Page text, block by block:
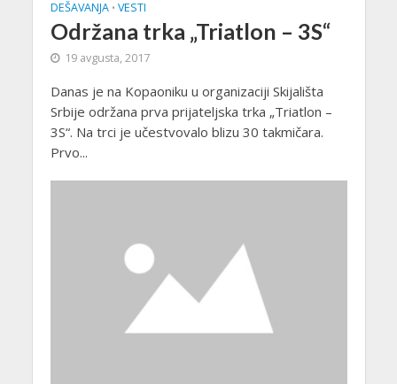
DEŠAVANJA • VESTI
Održana trka „Triatlon – 3S“
19 avgusta, 2017
Danas je na Kopaoniku u organizaciji Skijališta
Srbije održana prva prijateljska trka „Triatlon –
3S“. Na trci je učestvovalo blizu 30 takmičara.
Prvo...